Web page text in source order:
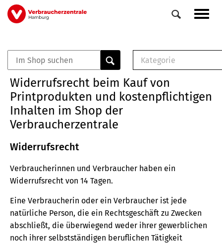
Direkt
zum
Veranstaltungen
0
Elemente
Kategorie
Musterbrief (RTF)
E-Broschüre
Widerrufsrecht beim Kauf von
Printprodukten und kostenpflichtigen
Inhalten im Shop der
Verbraucherzentrale
Widerrufsrecht
Verbraucherinnen und Verbraucher haben ein
Widerrufsrecht von 14 Tagen.
Eine Verbraucherin oder ein Verbraucher ist jede
natürliche Person, die ein Rechtsgeschäft zu Zwecken
abschließt, die überwiegend weder ihrer gewerblichen
noch ihrer selbstständigen beruflichen Tätigkeit